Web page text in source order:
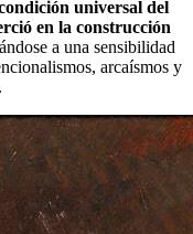
universal del
en la construcción
a una sensibilidad
arcaísmos y